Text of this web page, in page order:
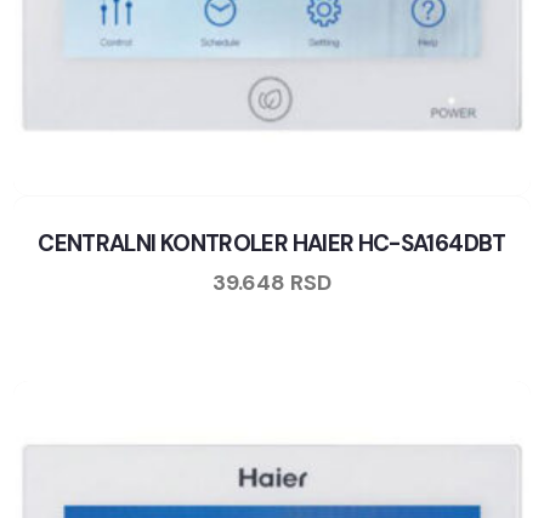
CENTRALNI KONTROLER HAIER HC-SA164DBT
39.648 RSD